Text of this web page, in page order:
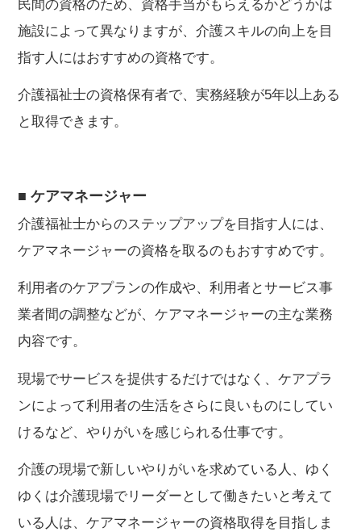
民間の資格のため、資格手当がもらえるかどうかは
施設によって異なりますが、介護スキルの向上を目
指す人にはおすすめの資格です。
介護福祉士の資格保有者で、実務経験が5年以上ある
と取得できます。
■ ケアマネージャー
介護福祉士からのステップアップを目指す人には、
ケアマネージャーの資格を取るのもおすすめです。
利用者のケアプランの作成や、利用者とサービス事
業者間の調整などが、ケアマネージャーの主な業務
内容です。
現場でサービスを提供するだけではなく、ケアプラ
ンによって利用者の生活をさらに良いものにしてい
けるなど、やりがいを感じられる仕事です。
介護の現場で新しいやりがいを求めている人、ゆく
ゆくは介護現場でリーダーとして働きたいと考えて
いる人は、ケアマネージャーの資格取得を目指しま